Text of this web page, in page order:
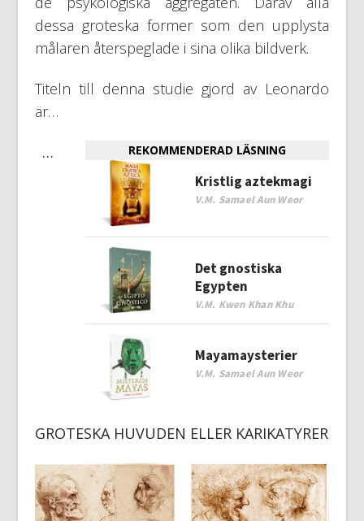
dessa groteska former som den upplysta
målaren återspeglade i sina olika bildverk.
Titeln till denna studie gjord av Leonardo
är…
REKOMMENDERAD LÄSNING
Kristlig aztekmagi
V.M. Samael Aun Weor
Det gnostiska
Egypten
V.M. Kwen Khan Khu
Mayamaysterier
V.M. Samael Aun Weor
…
GROTESKA HUVUDEN ELLER KARIKATYRER